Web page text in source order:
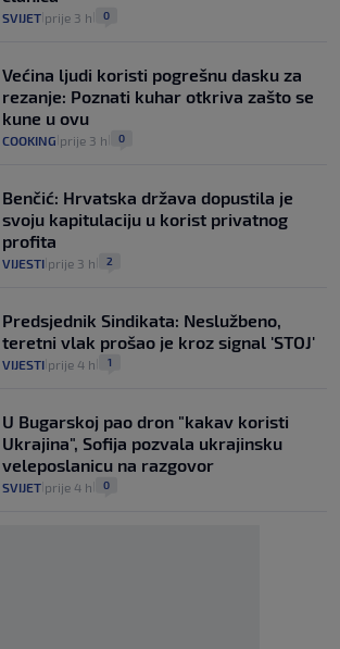
SVIJET prije 3 h 0
Većina ljudi koristi pogrešnu dasku za
rezanje: Poznati kuhar otkriva zašto se
kune u ovu
COOKING prije 3 h 0
Benčić: Hrvatska država dopustila je
svoju kapitulaciju u korist privatnog
profita
VIJESTI prije 3 h 2
Predsjednik Sindikata: Neslužbeno,
teretni vlak prošao je kroz signal 'STOJ'
VIJESTI prije 4 h 1
U Bugarskoj pao dron "kakav koristi
Ukrajina", Sofija pozvala ukrajinsku
veleposlanicu na razgovor
SVIJET prije 4 h 0